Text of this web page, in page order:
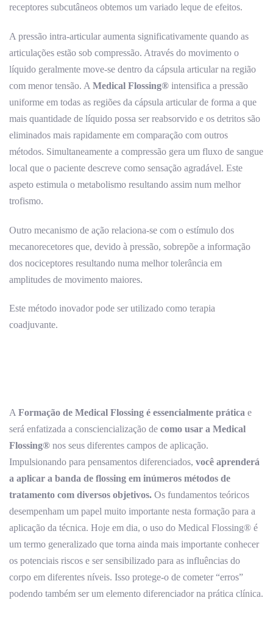
receptores subcutâneos obtemos um variado leque de efeitos.
A pressão intra-articular aumenta significativamente quando as
articulações estão sob compressão. Através do movimento o
líquido geralmente move-se dentro da cápsula articular na região
com menor tensão. A Medical Flossing® intensifica a pressão
uniforme em todas as regiões da cápsula articular de forma a que
mais quantidade de líquido possa ser reabsorvido e os detritos são
eliminados mais rapidamente em comparação com outros
métodos. Simultaneamente a compressão gera um fluxo de sangue
local que o paciente descreve como sensação agradável. Este
aspeto estimula o metabolismo resultando assim num melhor
trofismo.
Outro mecanismo de ação relaciona-se com o estímulo dos
mecanorecetores que, devido à pressão, sobrepõe a informação
dos nociceptores resultando numa melhor tolerância em
amplitudes de movimento maiores.
Este método inovador pode ser utilizado como terapia
coadjuvante.
A Formação de Medical Flossing é essencialmente prática e
será enfatizada a consciencialização de como usar a Medical
Flossing® nos seus diferentes campos de aplicação.
Impulsionando para pensamentos diferenciados, você aprenderá
a aplicar a banda de flossing em inúmeros métodos de
tratamento com diversos objetivos. Os fundamentos teóricos
desempenham um papel muito importante nesta formação para a
aplicação da técnica. Hoje em dia, o uso do Medical Flossing® é
um termo generalizado que torna ainda mais importante conhecer
os potenciais riscos e ser sensibilizado para as influências do
corpo em diferentes níveis. Isso protege-o de cometer “erros”
podendo também ser um elemento diferenciador na prática clínica.